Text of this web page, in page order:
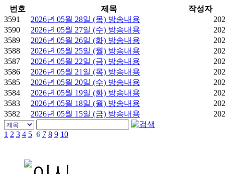
번호 제목
작성자
3591
2026년 05월 28일 (목) 방송내용
3590
2026년 05월 27일 (수) 방송내용
3589
2026년 05월 26일 (화) 방송내용
3588
2026년 05월 25일 (월) 방송내용
3587
2026년 05월 22일 (금) 방송내용
3586
2026년 05월 21일 (목) 방송내용
3585
2026년 05월 20일 (수) 방송내용
3584
2026년 05월 19일 (화) 방송내용
3583
2026년 05월 18일 (월) 방송내용
3582
2026년 05월 15일 (금) 방송내용
1 2 3 4 5 6 7 8 9 10